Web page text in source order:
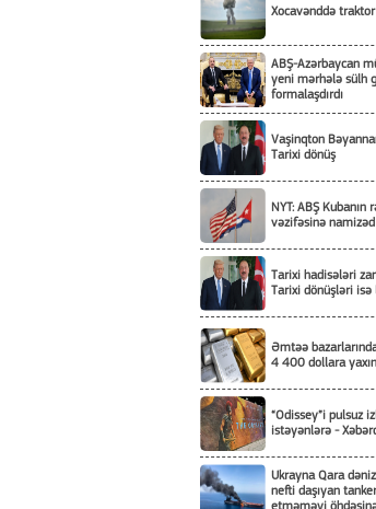
Xocavənddə
ABŞ-Azərbaycan
yeni mərhələ sülh
formalaşdırdı
Vaşinqton
Tarixi dönüş
NYT: ABŞ Kubanın
vəzifəsinə namizəd
Tarixi hadisələri
Tarixi dönüşləri isə
Əmtəə
4 400 dollara
“Odissey”i pulsuz
istəyənlərə -
Ukrayna Qara
nefti daşıyan